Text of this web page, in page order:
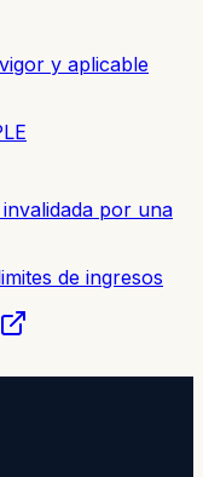
y aplicable
por una
de ingresos